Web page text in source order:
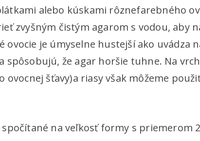
alebo kúskami rôznefarebného
zvyšným čistým agarom s vodou, aby
ovocie je úmyselne hustejší ako uvádza
spôsobujú, že agar horšie tuhne. Na
ovocnej šťavy)a riasy však môžeme
na veľkosť formy s priemerom